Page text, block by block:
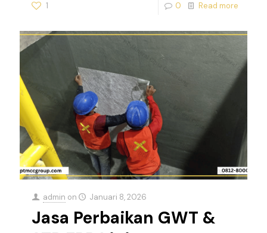
1 0 Read more
admin on Januari 8, 2026
Jasa Perbaikan GWT &